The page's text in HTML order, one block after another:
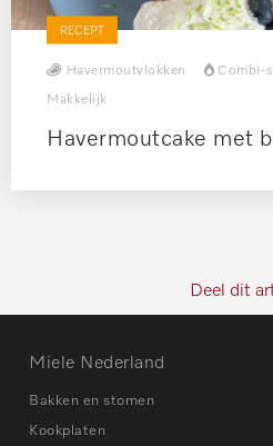
RECEPT
Havermoutvlokken Combi-
Makkelijk
Havermoutcake met
Deel dit
Miele Nederland
Bakken en stomen
Kookplaten